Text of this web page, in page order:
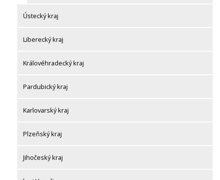
Ústecký kraj
Liberecký kraj
Královéhradecký kraj
Pardubický kraj
Karlovarský kraj
Plzeňský kraj
Jihočeský kraj